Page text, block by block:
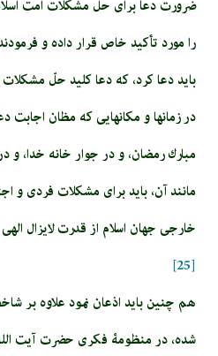
ضرورت دعا برای حل مشکلات امت
را مورد تأکید خاص قرار داده و
بايد دعا كرد، كه دعا كليد حلّ
در زمان‏ها و مكان‏هايى كه مظان اجابت
مبارك رمضان، و در جوار خانه خدا، و
مانند آن، بايد براى مشكلات فردى و
خارجى جهان اسلام از قدرت لايزال
[25]
هم چنین باید اذعان نمود علاوه بر
شده، در منظومۀ فکری حضرت آیت